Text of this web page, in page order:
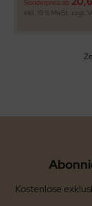
Sonderpreis ab
inkl. 19 % MwSt. zzgl.
Kostenlose